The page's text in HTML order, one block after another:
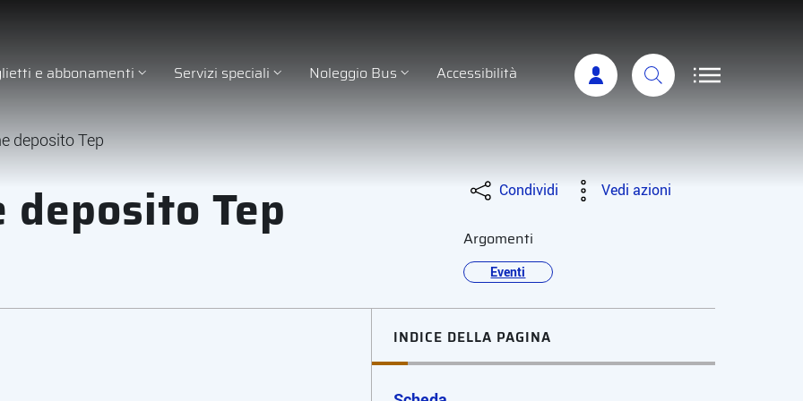
e abbonamenti Servizi speciali Noleggio Bus Accessibilità
deposito Tep
Tep Condividi Vedi azioni
Argomenti
Eventi
INDICE DELLA PAGINA